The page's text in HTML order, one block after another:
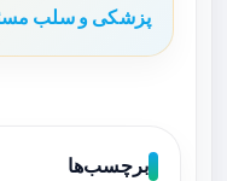
پزشکی و سلب
برچسب‌ها